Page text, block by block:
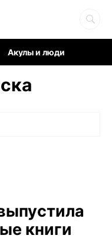
Акулы и люди
книги